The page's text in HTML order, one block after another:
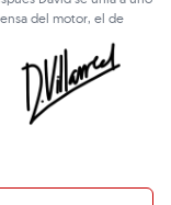
del motor, el de